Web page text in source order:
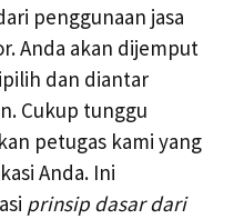
penggunaan jasa
Anda akan dijemput
dan diantar
Cukup tunggu
petugas kami yang
Anda. Ini
prinsip dasar dari